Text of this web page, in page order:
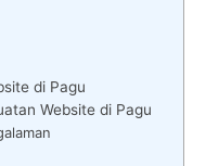
di Pagu
Website di Pagu